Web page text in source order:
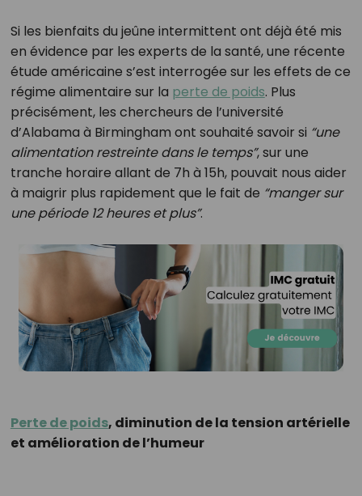
Si les bienfaits du jeûne intermittent ont déjà été mis
en évidence par les experts de la santé, une récente
étude américaine s’est interrogée sur les effets de ce
régime alimentaire sur la perte de poids. Plus
précisément, les chercheurs de l’université
d’Alabama à Birmingham ont souhaité savoir si “une
alimentation restreinte dans le temps”, sur une
tranche horaire allant de 7h à 15h, pouvait nous aider
à maigrir plus rapidement que le fait de “manger sur
une période 12 heures et plus”.
Perte de poids, diminution de la tension artérielle
et amélioration de l’humeur